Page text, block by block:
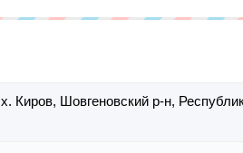
х. Киров, Шовгеновский р-н,